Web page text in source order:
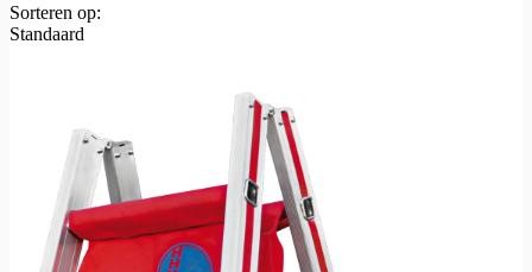
Sorteren op:
Standaard